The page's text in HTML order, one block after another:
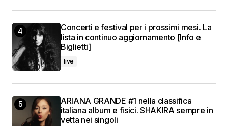
Concerti e festival per i prossimi mesi. La
lista in continuo aggiornamento [Info e
Biglietti]
live
ARIANA GRANDE #1 nella classifica
italiana album e fisici. SHAKIRA sempre in
vetta nei singoli